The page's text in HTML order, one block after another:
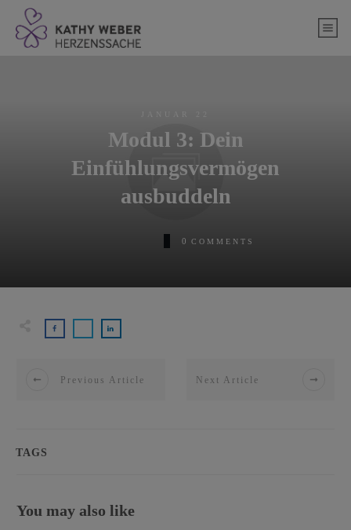
springen
Modul 3: Dein
Einfühlungsvermögen
ausbuddeln
0 COMMENTS
Previous Article Next Article
TAGS
You may also like